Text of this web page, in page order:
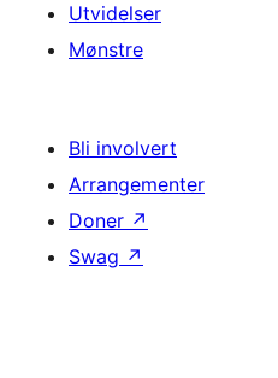
Utvidelser
Mønstre
Bli involvert
Arrangementer
Doner ↗
Swag ↗